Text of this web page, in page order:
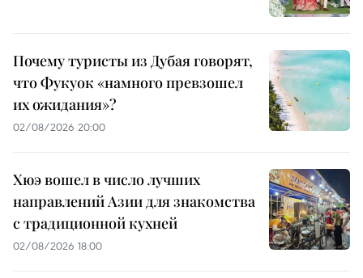
Почему туристы из Дубая говорят,
что Фукуок «намного превзошел
их ожидания»?
02/08/2026 20:00
Хюэ вошел в число лучших
направлений Азии для знакомства
с традиционной кухней
02/08/2026 18:00